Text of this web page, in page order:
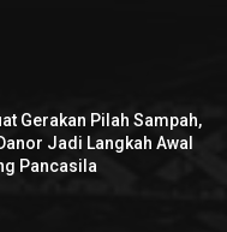
Gerakan Pilah Sampah,
Jadi Langkah Awal
Pancasila